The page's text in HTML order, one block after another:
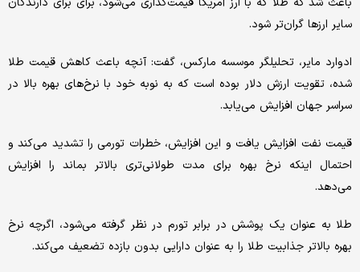
سایر ارزها گران‌تر شود.
ادوارد مایر، تحلیلگر موسسه مارکس، گفت: آنچه باعث کاهش قیمت طلا
شده، تقویت ارزش دلار بوده است که به نوبه خود با نرخ‌های بهره بالا در
سراسر جهان افزایش می‌یابد.
قیمت نفت افزایش یافت و این افزایش، خطرات تورمی را تشدید می‌کند و
احتمال اینکه نرخ بهره برای مدت طولانی‌تری بالاتر بماند را افزایش
می‌دهد.
طلا به عنوان یک پوشش در برابر تورم در نظر گرفته می‌شود، اگرچه نرخ
بهره بالاتر جذابیت طلا را به عنوان دارایی بدون بازده تضعیف می‌کند.